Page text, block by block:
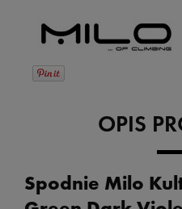
OPIS
Spodnie Milo